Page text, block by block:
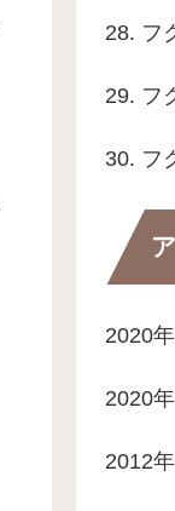
28. フ
29. フ
30. フ
2020
2020
2012